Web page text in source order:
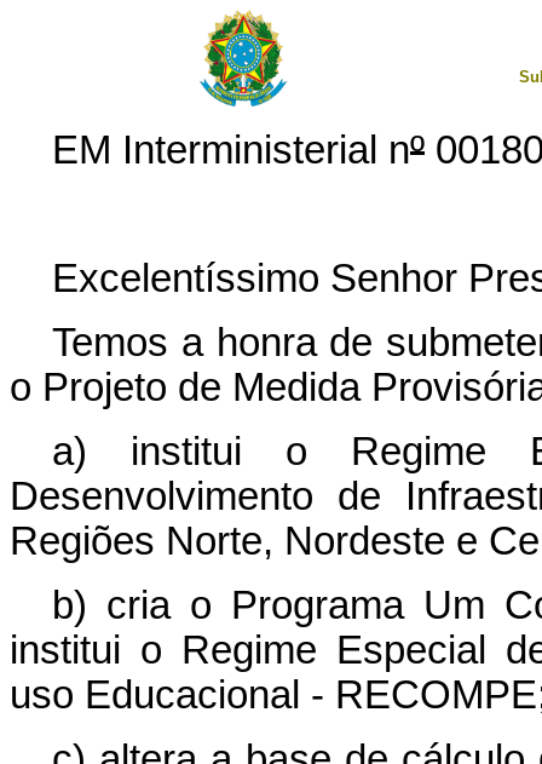
EM Interministerial nº
Excelentíssimo Senhor
Temos a honra de
o Projeto de Medida
a) institui o Regime
Desenvolvimento de
Regiões Norte, Nordeste e
b) cria o Programa Um
institui o Regime Especial
uso Educacional -